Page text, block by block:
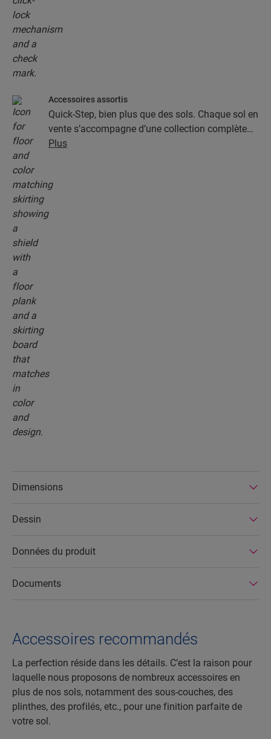
Accessoires assortis
Quick-Step, bien plus que des sols. Chaque sol en
vente s’accompagne d’une collection complète
d’accessoires, parmi lesquels des sous-couches,
Plus
Dimensions
Dessin
Données du produit
Documents
Accessoires recommandés
La perfection réside dans les détails. C’est la raison pour
laquelle nous proposons de nombreux accessoires en
plus de nos sols, notamment des sous-couches, des
plinthes, des profilés, etc., pour une finition parfaite de
votre sol.